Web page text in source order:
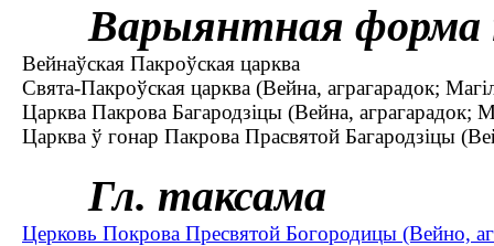
Варыянтная форма
Вейнаўская Пакроўская царква
Свята-Пакроўская царква (Вейна, аграгарадок;
Царква Пакрова Багародзіцы (Вейна, аграгарадок;
Царква ў гонар Пакрова Прасвятой Багародзіцы
Гл. таксама
Церковь Покрова Пресвятой Богородицы (Вейно,